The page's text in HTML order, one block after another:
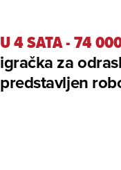
U 4 SATA - 74
igračka za
predstavljen